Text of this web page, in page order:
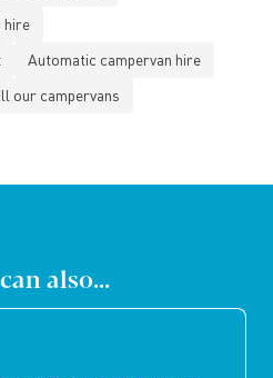
hire
Automatic campervan hire
our campervans
also...